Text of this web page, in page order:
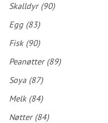
Skalldyr (90)
Egg (83)
Fisk (90)
Peanøtter (89)
Soya (87)
Melk (84)
Nøtter (84)